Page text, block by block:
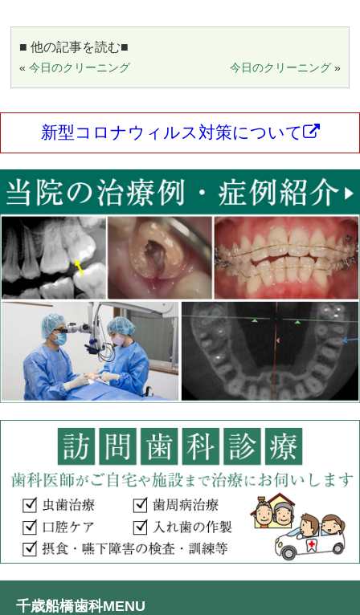
■ 他の記事を読む■
«今日のクリーニング 今日のクリーニング»
新型コロナウィルス対策について
千歳船橋歯科MENU